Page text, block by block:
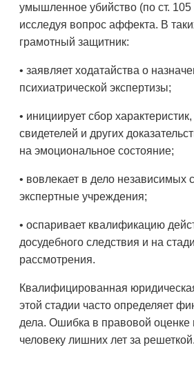
умышленное убийство (по ст.
исследуя вопрос аффекта. В
грамотный защитник:
• заявляет ходатайства о
психиатрической экспертизы;
• инициирует сбор
свидетелей и других
на эмоциональное состояние;
• вовлекает в дело независимых
экспертные учреждения;
• оспаривает квалификацию
досудебного следствия и на
рассмотрения.
Квалифицированная
этой стадии часто определяет
дела. Ошибка в правовой оценке
человеку лишних лет за решеткой.